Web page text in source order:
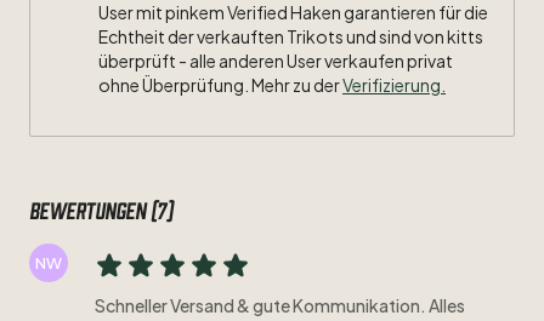
Beflockung:#17Crosas
User mit pinkem Verified Haken garantieren für die
Echtheit der verkauften Trikots und sind von kitts
überprüft - alle anderen User verkaufen privat
ohne Überprüfung. Mehr zu derVerifizierung.
Bewertungen (7)
NW
Schneller Versand & gute Kommunikation. Alles